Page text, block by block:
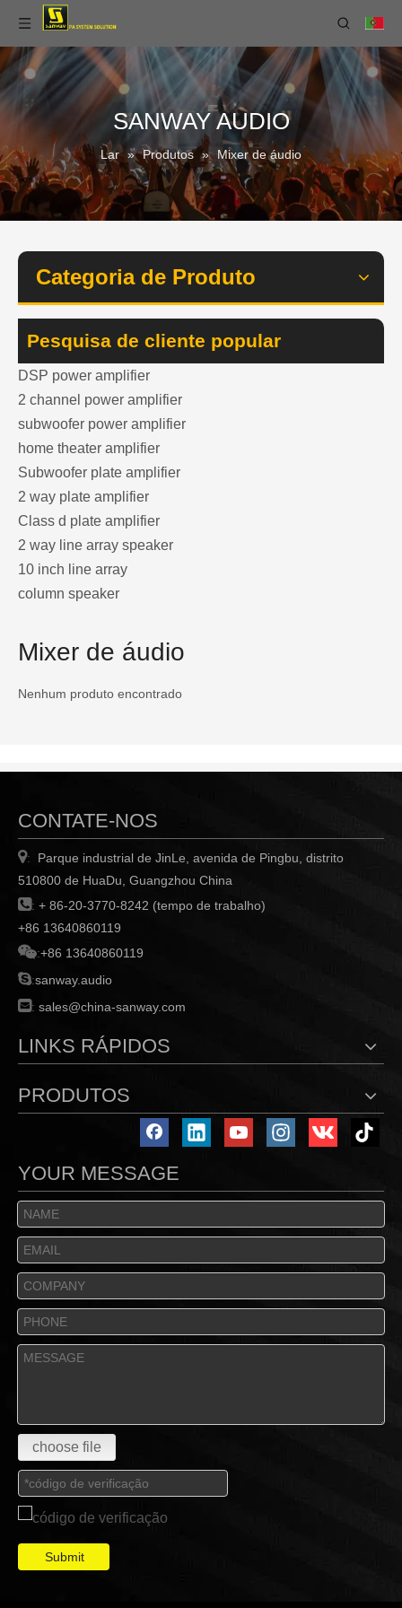
SANWAY AUDIO
Lar » Produtos » Mixer de áudio
Categoria de Produto
Pesquisa de cliente popular
DSP power amplifier
2 channel power amplifier
subwoofer power amplifier
home theater amplifier
Subwoofer plate amplifier
2 way plate amplifier
Class d plate amplifier
2 way line array speaker
10 inch line array
column speaker
Mixer de áudio
Nenhum produto encontrado
CONTATE-NOS
:
Parque industrial de JinLe, avenida de Pingbu, distrito
510800 de HuaDu, Guangzhou China
: + 86-20-3770-8242 (tempo de trabalho)
+86 13640860119
:+86 13640860119
:sanway.audio
: sales@china-sanway.com
LINKS RÁPIDOS
PRODUTOS
YOUR MESSAGE
choose file
Submit